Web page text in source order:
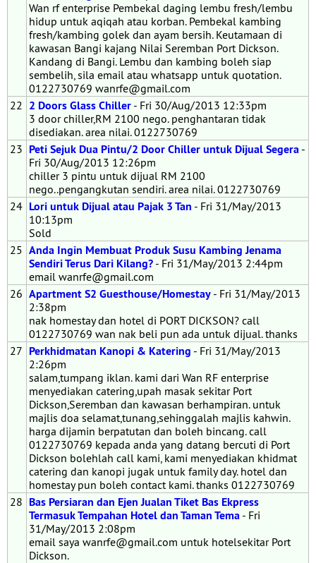
Wan rf enterprise Pembekal daging lembu fresh/lembu
hidup untuk aqiqah atau korban. Pembekal kambing
fresh/kambing golek dan ayam bersih. Keutamaan di
kawasan Bangi kajang Nilai Seremban Port Dickson.
Kandang di Bangi. Lembu dan kambing boleh siap
sembelih, sila email atau whatsapp untuk quotation.
0122730769 wanrfe@gmail.com
22 2 Doors Glass Chiller - Fri 30/Aug/2013 12:33pm
3 door chiller,RM 2100 nego. penghantaran tidak
disediakan. area nilai. 0122730769
23 Peti Sejuk Dua Pintu/2 Door Chiller untuk Dijual Segera -
Fri 30/Aug/2013 12:26pm
chiller 3 pintu untuk dijual RM 2100
nego..pengangkutan sendiri. area nilai. 0122730769
24 Lori untuk Dijual atau Pajak 3 Tan - Fri 31/May/2013
10:13pm
Sold
25 Anda Ingin Membuat Produk Susu Kambing Jenama
Sendiri Terus Dari Kilang? - Fri 31/May/2013 2:44pm
email wanrfe@gmail.com
26 Apartment S2 Guesthouse/Homestay - Fri 31/May/2013
2:38pm
nak homestay dan hotel di PORT DICKSON? call
0122730769 wan nak beli pun ada untuk dijual. thanks
27 Perkhidmatan Kanopi & Katering - Fri 31/May/2013
2:26pm
salam,tumpang iklan. kami dari Wan RF enterprise
menyediakan catering,upah masak sekitar Port
Dickson,Seremban dan kawasan berhampiran. untuk
majlis doa selamat,tunang,sehinggalah majlis kahwin.
harga dijamin berpatutan dan boleh bincang. call
0122730769 kepada anda yang datang bercuti di Port
Dickson bolehlah call kami, kami menyediakan khidmat
catering dan kanopi jugak untuk family day. hotel dan
homestay pun boleh contact kami. thanks 0122730769
28 Bas Persiaran dan Ejen Jualan Tiket Bas Ekpress
Termasuk Tempahan Hotel dan Taman Tema - Fri
31/May/2013 2:08pm
email saya wanrfe@gmail.com untuk hotelsekitar Port
Dickson.